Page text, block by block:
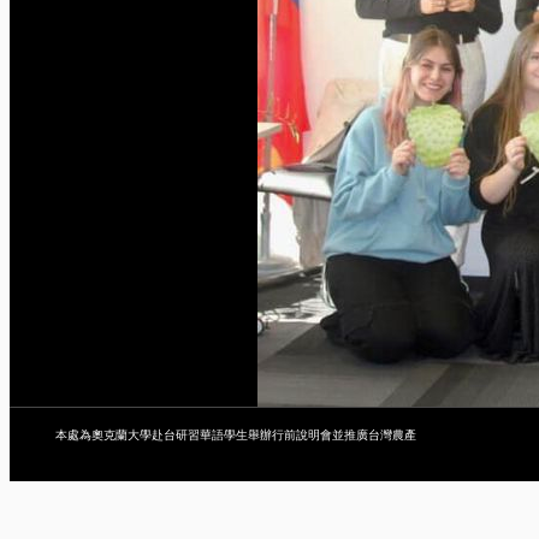
本處為奧克蘭大學赴台研習華語學生舉辦行前說明會並推廣台灣農產